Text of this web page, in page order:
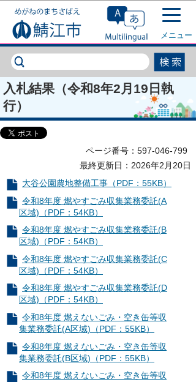
このページの本文へ移動
メニュー
入札結果（令和8年2月19日執
行）
ページ番号：597-046-799
最終更新日：2026年2月20日
大谷公園農地整備工事（PDF：55KB）
令和8年度 燃やすごみ収集業務委託(A
区域)（PDF：54KB）
令和8年度 燃やすごみ収集業務委託(B
区域)（PDF：54KB）
令和8年度 燃やすごみ収集業務委託(C
区域)（PDF：54KB）
令和8年度 燃やすごみ収集業務委託(D
区域)（PDF：54KB）
令和8年度 燃えないごみ・空き缶等収
集業務委託(A区域)（PDF：55KB）
令和8年度 燃えないごみ・空き缶等収
集業務委託(B区域)（PDF：55KB）
令和8年度 燃えないごみ・空き缶等収